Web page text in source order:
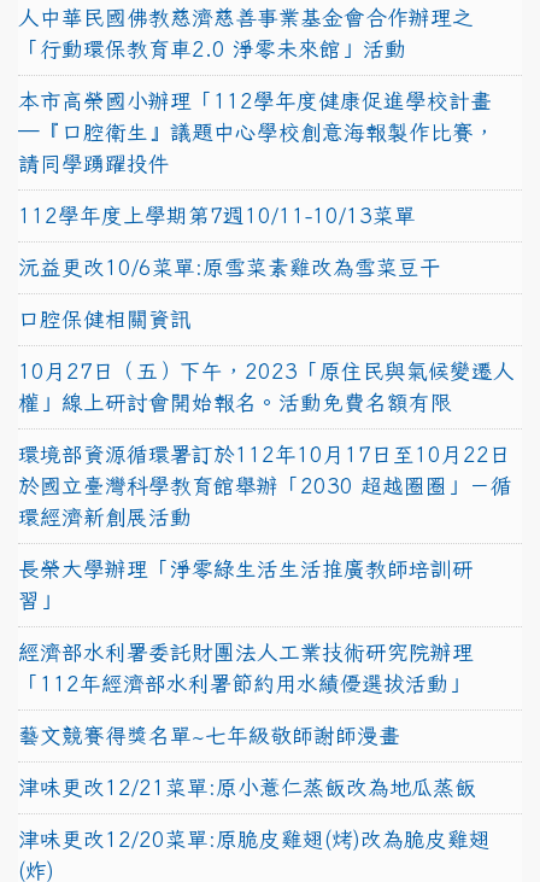
人中華民國佛教慈濟慈善事業基金會合作辦理之
「行動環保教育車2.0 淨零未來館」活動
本市高榮國小辦理「112學年度健康促進學校計畫
─『口腔衛生』議題中心學校創意海報製作比賽，
請同學踴躍投件
112學年度上學期第7週10/11-10/13菜單
沅益更改10/6菜單:原雪菜素雞改為雪菜豆干
口腔保健相關資訊
10月27日（五）下午，2023「原住民與氣候變遷人
權」線上研討會開始報名。活動免費名額有限
環境部資源循環署訂於112年10月17日至10月22日
於國立臺灣科學教育館舉辦「2030 超越圈圈」－循
環經濟新創展活動
長榮大學辦理「淨零綠生活生活推廣教師培訓研
習」
經濟部水利署委託財團法人工業技術研究院辦理
「112年經濟部水利署節約用水績優選拔活動」
藝文競賽得獎名單~七年級敬師謝師漫畫
津味更改12/21菜單:原小薏仁蒸飯改為地瓜蒸飯
津味更改12/20菜單:原脆皮雞翅(烤)改為脆皮雞翅
(炸)